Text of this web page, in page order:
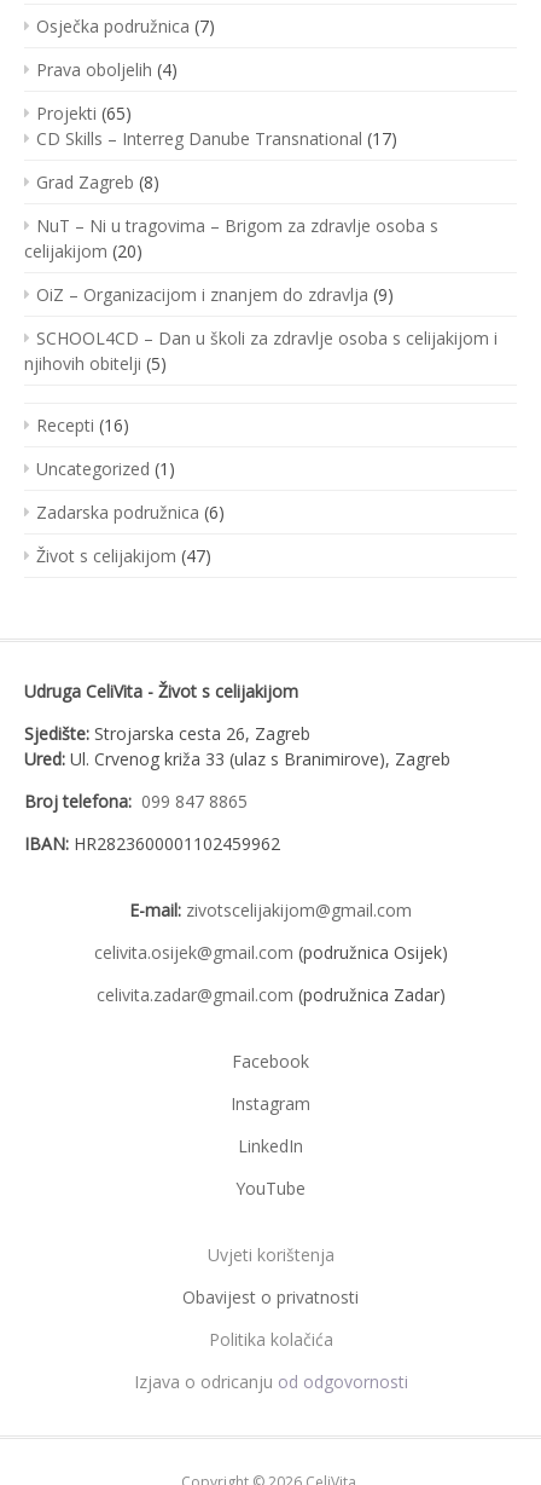
Osječka podružnica (7)
Prava oboljelih (4)
Projekti (65)
CD Skills – Interreg Danube Transnational (17)
Grad Zagreb (8)
NuT – Ni u tragovima – Brigom za zdravlje osoba s
celijakijom (20)
OiZ – Organizacijom i znanjem do zdravlja (9)
SCHOOL4CD – Dan u školi za zdravlje osoba s celijakijom i
njihovih obitelji (5)
Recepti (16)
Uncategorized (1)
Zadarska podružnica (6)
Život s celijakijom (47)
Udruga CeliVita - Život s celijakijom
Sjedište: Strojarska cesta 26, Zagreb
Ured: Ul. Crvenog križa 33 (ulaz s Branimirove), Zagreb
Broj telefona: 099 847 8865
IBAN: HR2823600001102459962
E-mail: zivotscelijakijom@gmail.com
celivita.osijek@gmail.com (podružnica Osijek)
celivita.zadar@gmail.com (podružnica Zadar)
Facebook
Instagram
LinkedIn
YouTube
Uvjeti korištenja
Obavijest o privatnosti
Politika kolačića
Izjava o odricanju od odgovornosti